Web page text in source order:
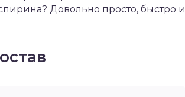
Довольно просто, быстро и